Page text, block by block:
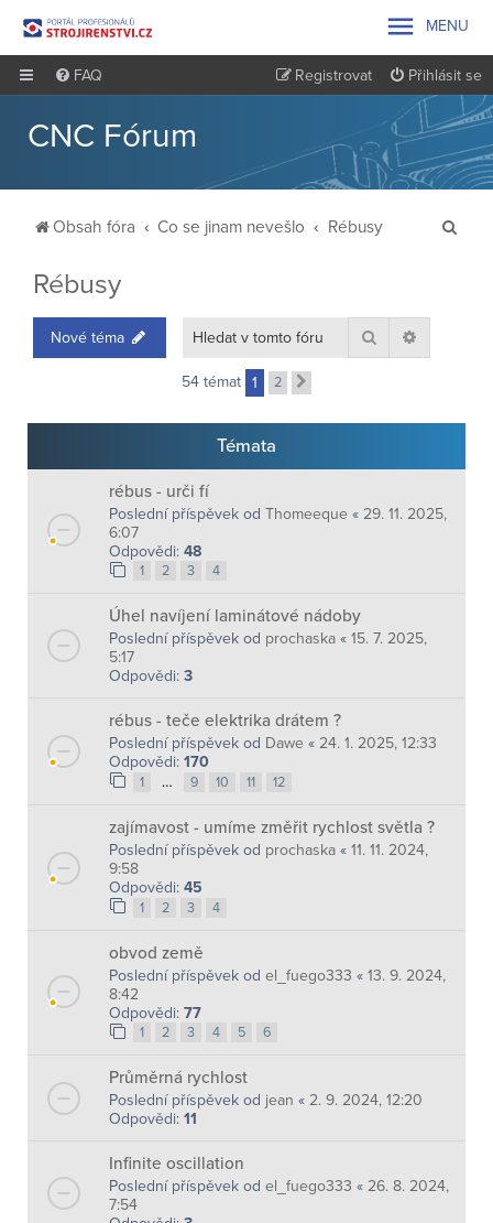
 MENU
FAQ Přihlásit se
Registrovat
CNC Fórum
Obsah fóra Co se jinam nevešlo Rébusy
Rébusy
Nové téma Hledat
54 témat 1 2
Témata
rébus - urči fí
Poslední příspěvek od Thomeeque « 29. 11. 2025,
6:07
Odpovědi: 48
1 2 3 4
Úhel navíjení laminátové nádoby
Poslední příspěvek od prochaska « 15. 7. 2025,
5:17
Odpovědi: 3
rébus - teče elektrika drátem ?
Poslední příspěvek od Dawe « 24. 1. 2025, 12:33
Odpovědi: 170
1 … 9 10 11 12
zajímavost - umíme změřit rychlost světla ?
Poslední příspěvek od prochaska « 11. 11. 2024,
9:58
Odpovědi: 45
1 2 3 4
obvod země
Poslední příspěvek od el_fuego333 « 13. 9. 2024,
8:42
Odpovědi: 77
1 2 3 4 5 6
Průměrná rychlost
Poslední příspěvek od jean « 2. 9. 2024, 12:20
Odpovědi: 11
Infinite oscillation
Poslední příspěvek od el_fuego333 « 26. 8. 2024,
7:54